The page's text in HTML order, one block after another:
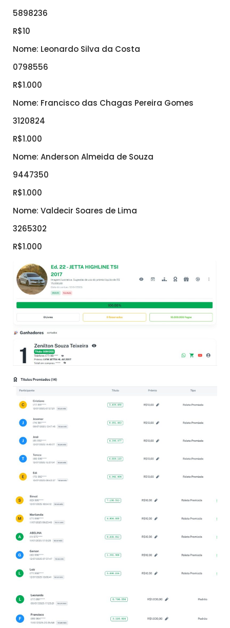
5898236
R$10
Nome: Leonardo Silva da Costa
0798556
R$1.000
Nome: Francisco das Chagas Pereira Gomes
3120824
R$1.000
Nome: Anderson Almeida de Souza
9447350
R$1.000
Nome: Valdecir Soares de Lima
3265302
R$1.000